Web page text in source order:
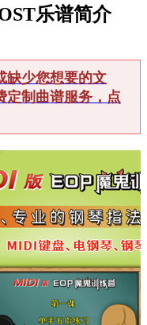
乐谱简介
缺少您想要的文
定制曲谱服务，点